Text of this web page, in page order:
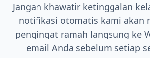
Jangan khawatir ketinggalan
notifikasi otomatis kami akan
pengingat ramah langsung ke
email Anda sebelum setiap